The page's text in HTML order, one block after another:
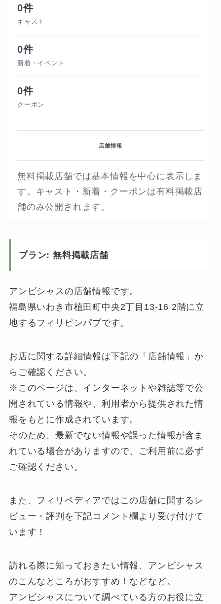
0件
キャスト
0件
新着・イベント
0件
クーポン
店舗情報
無料掲載店舗では基本情報を中心に表示しま
す。キャスト・新着・クーポンは有料掲載店
舗のみ公開されます。
プラン: 無料掲載店舗
アンビシャスの店舗情報です。
福島県いわき市植田町中央2丁目13-16 2階に立
地するフィリピンパブです。
お店に関する詳細情報は下記の「店舗情報」か
らご確認ください。
※このページは、インターネットや雑誌等で公
開されている情報や、利用者から提供された情
報をもとに作成されています。
そのため、最新でない情報や誤った情報が含ま
れている場合がありますので、ご利用前に必ず
ご確認ください。
また、フィリペディアではこの店舗に関するレ
ビュー・評判を下記コメント欄 より受け付けて
います！
訪れる際に知っておきたい情報、アンビシャス
のこんなところがおすすめ！などなど。
アンビシャスについて調べている方のお役に立